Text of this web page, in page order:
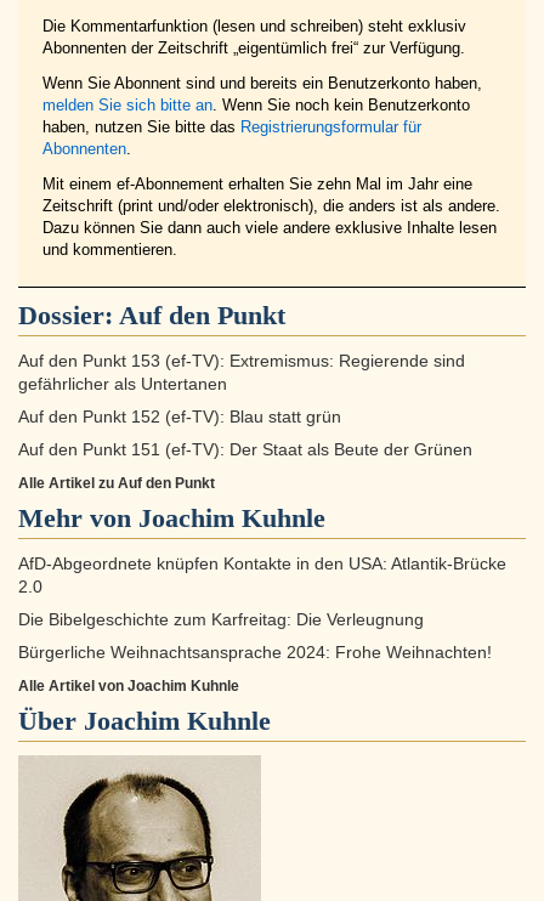
Die Kommentarfunktion (lesen und schreiben) steht exklusiv
Abonnenten der Zeitschrift „eigentümlich frei“ zur Verfügung.
Wenn Sie Abonnent sind und bereits ein Benutzerkonto haben,
melden Sie sich bitte an. Wenn Sie noch kein Benutzerkonto
haben, nutzen Sie bitte das Registrierungsformular für
Abonnenten.
Mit einem ef-Abonnement erhalten Sie zehn Mal im Jahr eine
Zeitschrift (print und/oder elektronisch), die anders ist als andere.
Dazu können Sie dann auch viele andere exklusive Inhalte lesen
und kommentieren.
Dossier: Auf den Punkt
Auf den Punkt 153 (ef-TV): Extremismus: Regierende sind
gefährlicher als Untertanen
Auf den Punkt 152 (ef-TV): Blau statt grün
Auf den Punkt 151 (ef-TV): Der Staat als Beute der Grünen
Alle Artikel zu Auf den Punkt
Mehr von Joachim Kuhnle
AfD-Abgeordnete knüpfen Kontakte in den USA: Atlantik-Brücke
2.0
Die Bibelgeschichte zum Karfreitag: Die Verleugnung
Bürgerliche Weihnachtsansprache 2024: Frohe Weihnachten!
Alle Artikel von Joachim Kuhnle
Über Joachim Kuhnle